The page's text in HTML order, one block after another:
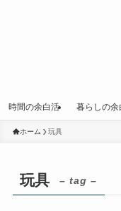
時間の余白活 暮らしの余
ホーム 玩具
玩具 – tag –